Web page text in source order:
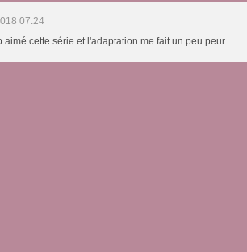
07:24
aimé cette série et l'adaptation me fait un peu peur....